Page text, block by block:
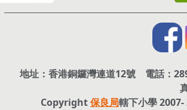
地址：香港銅鑼灣連道12號 電話
Copyright保良局轄下小學